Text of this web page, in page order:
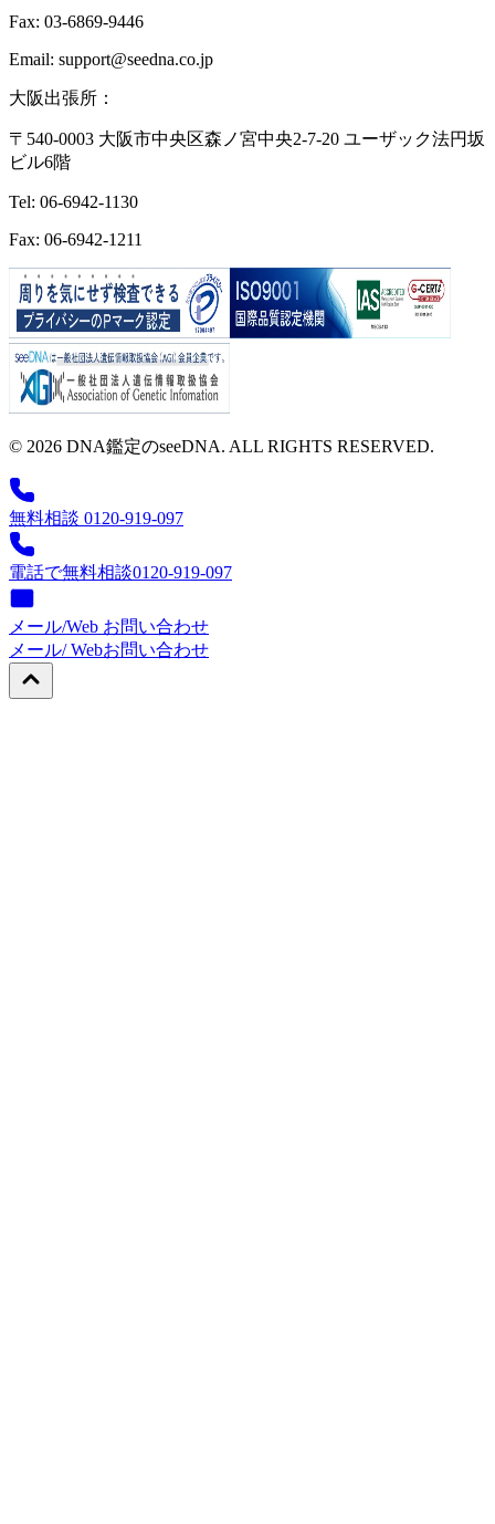
Fax: 03-6869-9446
Email: support@seedna.co.jp
大阪出張所：
〒540-0003 大阪市中央区森ノ宮中央2-7-20 ユーザック法円坂
ビル6階
Tel: 06-6942-1130
Fax: 06-6942-1211
© 2026 DNA鑑定のseeDNA. ALL RIGHTS RESERVED.
無料相談 0120-919-097
電話で無料相談0120-919-097
メール/Web お問い合わせ
メール/ Webお問い合わせ